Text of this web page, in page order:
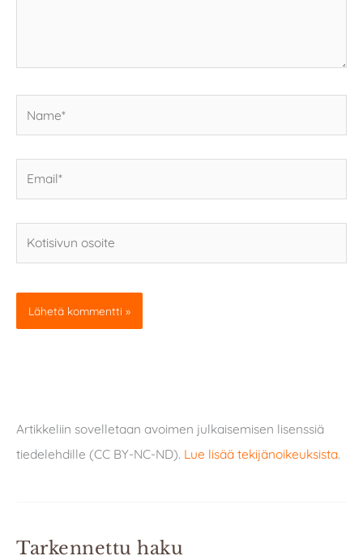
osoite
Artikkeliin sovelletaan avoimen julkaisemisen lisenssiä
tiedelehdille (CC BY-NC-ND). Lue lisää tekijänoikeuksista.
Tarkennettu haku